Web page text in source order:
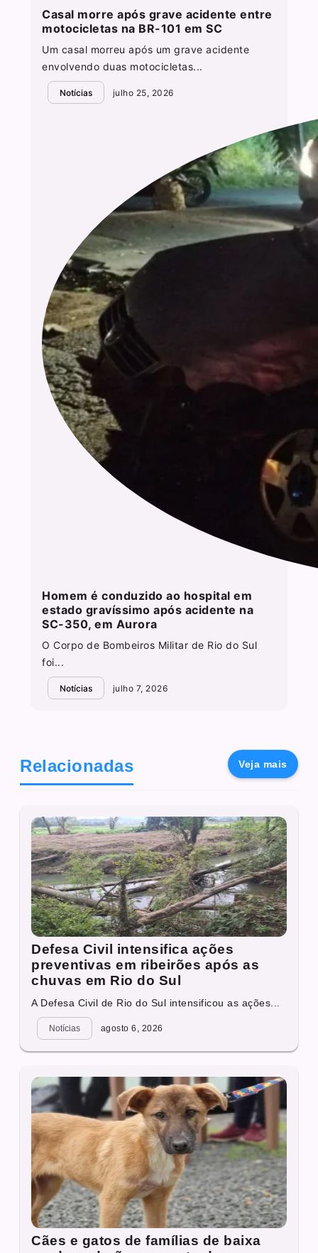
Casal morre após grave acidente entre
motocicletas na BR-101 em SC
Um casal morreu após um grave acidente
envolvendo duas motocicletas...
Notícias julho 25, 2026
Homem é conduzido ao hospital em
estado gravíssimo após acidente na
SC-350, em Aurora
O Corpo de Bombeiros Militar de Rio do Sul
foi...
Notícias julho 7, 2026
Relacionadas Veja mais
Defesa Civil intensifica ações
preventivas em ribeirões após as
chuvas em Rio do Sul
A Defesa Civil de Rio do Sul intensificou as ações...
Notícias agosto 6, 2026
Cães e gatos de famílias de baixa